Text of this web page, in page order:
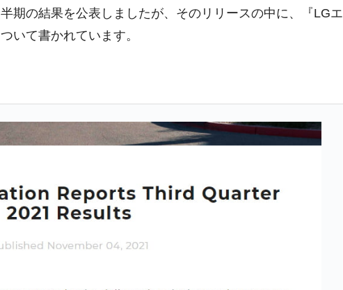
金額とは？
期の結果を公表しましたが、そのリリースの中に、『LGエ
いて書かれています。